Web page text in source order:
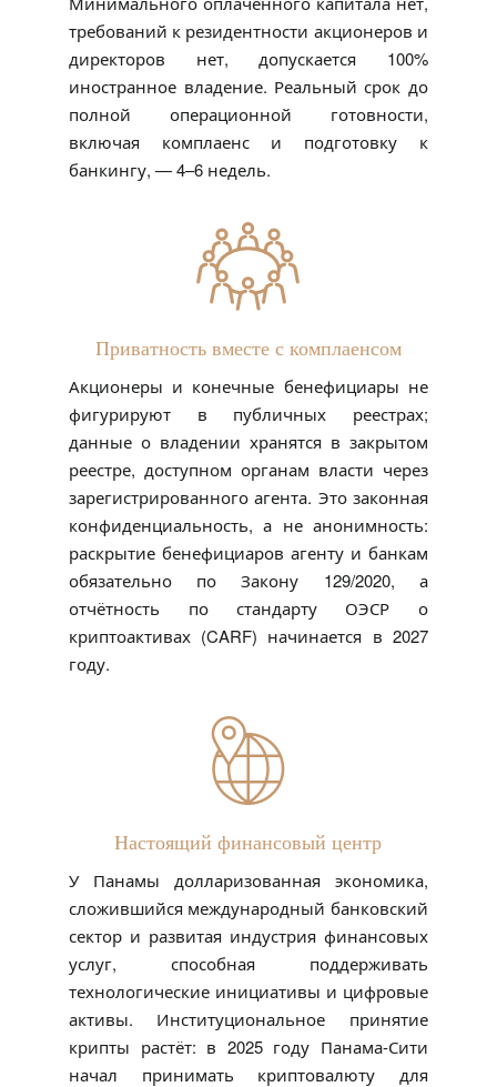
требований к резидентности акционеров и
директоров нет, допускается 100%
иностранное владение. Реальный срок до
полной операционной готовности,
включая комплаенс и подготовку к
банкингу, — 4–6 недель.
Приватность вместе с комплаенсом
Акционеры и конечные бенефициары не
фигурируют в публичных реестрах;
данные о владении хранятся в закрытом
реестре, доступном органам власти через
зарегистрированного агента. Это законная
конфиденциальность, а не анонимность:
раскрытие бенефициаров агенту и банкам
обязательно по Закону 129/2020, а
отчётность по стандарту ОЭСР о
криптоактивах (CARF) начинается в 2027
году.
Настоящий финансовый центр
У Панамы долларизованная экономика,
сложившийся международный банковский
сектор и развитая индустрия финансовых
услуг, способная поддерживать
технологические инициативы и цифровые
активы. Институциональное принятие
крипты растёт: в 2025 году Панама-Сити
начал принимать криптовалюту для